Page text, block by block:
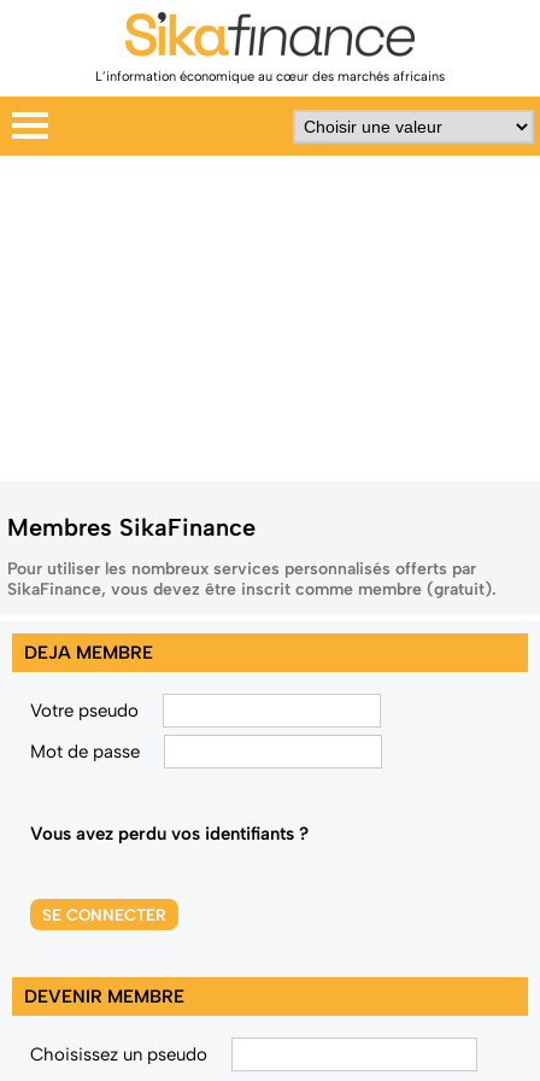
L’information économique au cœur des marchés africains
Membres SikaFinance
Pour utiliser les nombreux services personnalisés offerts par
SikaFinance, vous devez être inscrit comme membre (gratuit).
DEJA MEMBRE
Votre pseudo
Mot de passe
Vous avez perdu vos identifiants ?
SE CONNECTER
DEVENIR MEMBRE
Choisissez un pseudo